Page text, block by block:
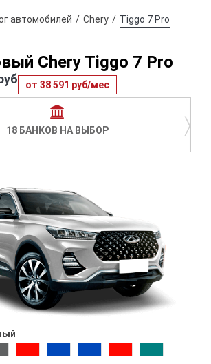
автомобилей Chery Tiggo 7 Pro
Chery Tiggo 7 Pro
от 38 591 руб/мес
18 БАНКОВ НА ВЫБОР 〉